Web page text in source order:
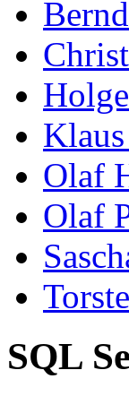
Olaf
Olaf
SQL